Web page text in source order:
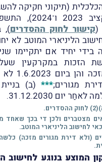
(תיקוני חקיקה
2023 (
)קישור לחוק ההסדרים),
הליניארי המוטב לא
בידי יחיד אם יתקיימו
הזכות במקרקעין
מגורים;***(ב) בניית
יום 31.12.2030.
מצטברים ולכן די בכך שאחד
לחישוב הליניארי המוטב.
(ולא דירת מגורים מזכה)
המוצע בנוגע לחישוב